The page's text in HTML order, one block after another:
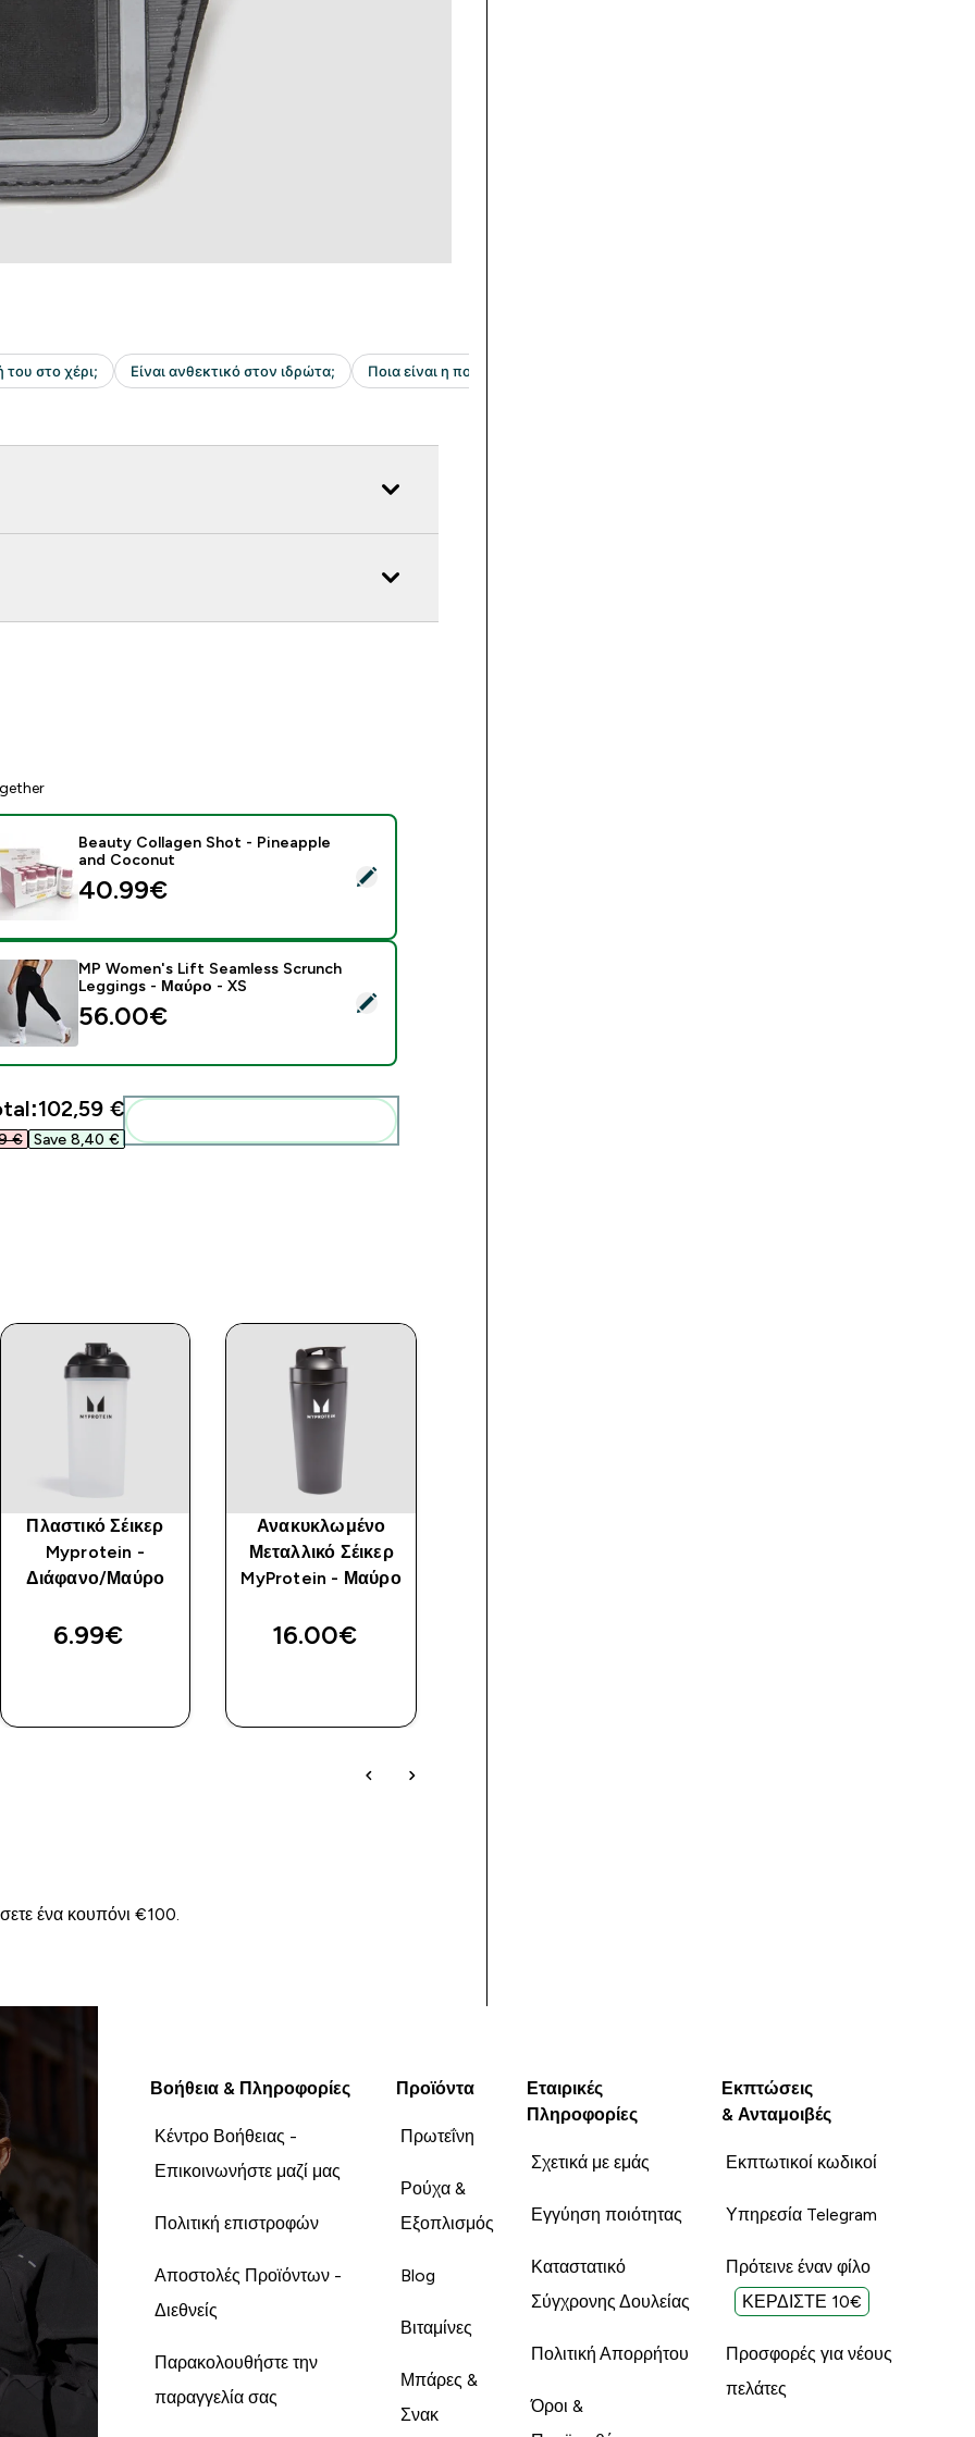
this product - Beauty Collagen Shot - Pineapple and Coconut
Beauty Collagen Shot - Pineapple
and Coconut
40.99€‎
Select this product - MP Women's Lift Seamless Scrunch Leggings - Μαύρο - XS
MP Women's Lift Seamless Scrunch
Leggings - Μαύρο - XS
56.00€‎
102,59 €‎
€‎ Save 8,40 €‎
Πλαστικό Σέικερ
Myprotein -
Διάφανο/Μαύρο
6.99€‎
Ανακυκλωμένο
Μεταλλικό Σέικερ
MyProtein - Μαύρο
16.00€‎
ένα κουπόνι €100.
Βοήθεια & Πληροφορίες
Κέντρο Βοήθειας -
Επικοινωνήστε μαζί μας
Πολιτική επιστροφών
Αποστολές Προϊόντων -
Διεθνείς
Παρακολουθήστε την
παραγγελία σας
Προϊόντα
Πρωτεΐνη
Ρούχα &
Εξοπλισμός
Blog
Βιταμίνες
Μπάρες &
Σνακ
Εταιρικές
Πληροφορίες
Σχετικά με εμάς
Εγγύηση ποιότητας
Καταστατικό
Σύγχρονης Δουλείας
Πολιτική Απορρήτου
Όροι &
Εκπτώσεις
& Ανταμοιβές
Εκπτωτικοί κωδικοί
Υπηρεσία Telegram
Πρότεινε έναν φίλο
ΚΕΡΔΙΣΤΕ 10€
Προσφορές για νέους
πελάτες